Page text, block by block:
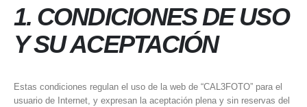
1. CONDICIONES DE USO
Y SU ACEPTACIÓN
Estas condiciones regulan el uso de la web de “CAL3FOTO” para el
usuario de Internet, y expresan la aceptación plena y sin reservas del